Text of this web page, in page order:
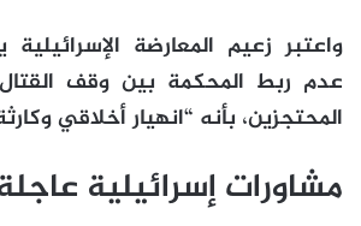
واعتبر زعيم المعارضة الإسرائيلية
عدم ربط المحكمة بين وقف
المحتجزين، بأنه “انهيار أخلاقي
مشاورات إسرائيلية